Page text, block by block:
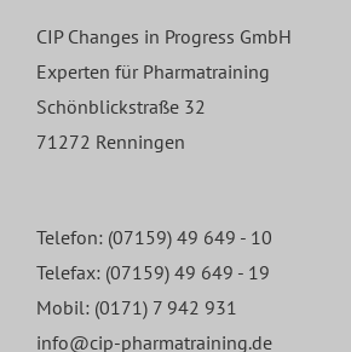
T2
Ausbildung 2014
CIP Changes in Progress GmbH
Experten für Pharmatraining
Schönblickstraße 32
71272 Renningen
Telefon: (07159) 49 649 - 10
Telefax: (07159) 49 649 - 19
Mobil: (0171) 7 942 931
info@cip-pharmatraining.de